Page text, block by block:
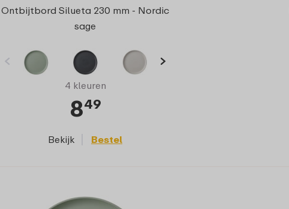
Ontbijtbord Silueta 230 mm - Nordic
sage
4 kleuren
849
Bekijk Bestel